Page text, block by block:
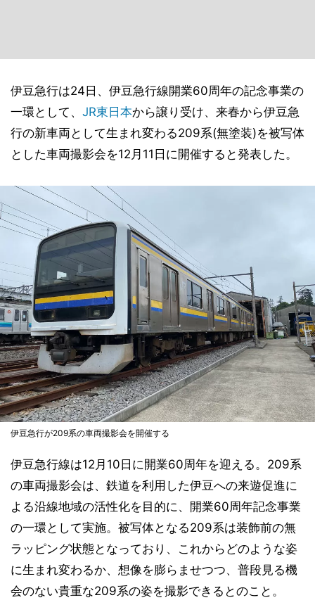
伊豆急行は24日、伊豆急行線開業60周年の記念事業の
一環として、 JR東日本から譲り受け、来春から伊豆急
行の新車両として生まれ変わる209系(無塗装)を被写体
とした車両撮影会を12月11日に開催すると発表した。
伊豆急行が209系の車両撮影会を開催する
伊豆急行線は12月10日に開業60周年を迎える。209系
の車両撮影会は、鉄道を利用した伊豆への来遊促進に
よる沿線地域の活性化を目的に、開業60周年記念事業
の一環として実施。被写体となる209系は装飾前の無
ラッピング状態となっており、これからどのような姿
に生まれ変わるか、想像を膨らませつつ、普段見る機
会のない貴重な209系の姿を撮影できるとのこと。